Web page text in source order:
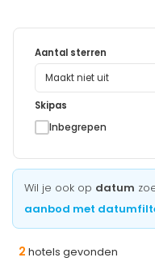
Aantal sterren
Skipas
Inbegrepen
Wil je ook op datum
aanbod met
2 hotels gevonden